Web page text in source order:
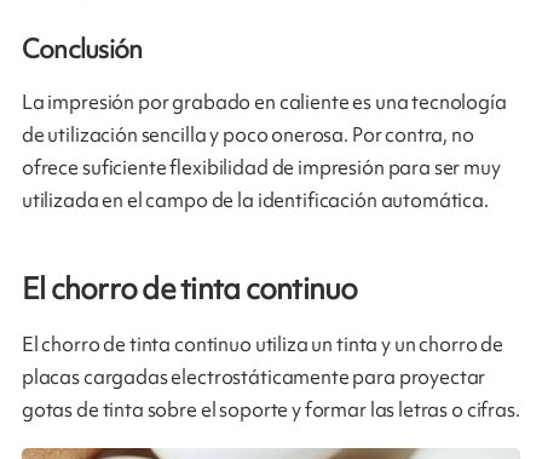
Conclusión
La impresión por grabado en caliente es una tecnología
de utilización sencilla y poco onerosa. Por contra, no
ofrece suficiente flexibilidad de impresión para ser muy
utilizada en el campo de la identificación automática.
El chorro de tinta continuo
El chorro de tinta continuo utiliza un tinta y un chorro de
placas cargadas electrostáticamente para proyectar
gotas de tinta sobre el soporte y formar las letras o cifras.